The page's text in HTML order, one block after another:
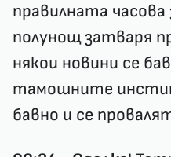
правилната
полунощ затваря
някои новини се
тамошните
бавно и се